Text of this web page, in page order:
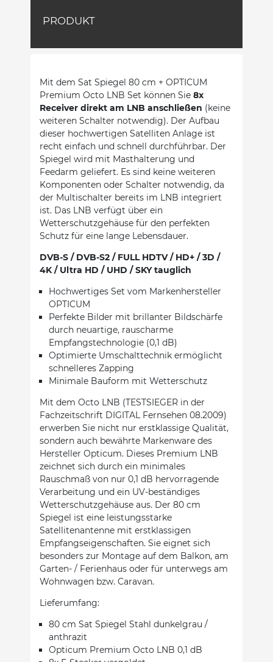
PRODUKT
Mit dem Sat Spiegel 80 cm + OPTICUM
Premium Octo LNB Set können Sie 8x
Receiver direkt am LNB anschließen (keine
weiteren Schalter notwendig). Der Aufbau
dieser hochwertigen Satelliten Anlage ist
recht einfach und schnell durchführbar. Der
Spiegel wird mit Masthalterung und
Feedarm geliefert. Es sind keine weiteren
Komponenten oder Schalter notwendig, da
der Multischalter bereits im LNB integriert
ist. Das LNB verfügt über ein
Wetterschutzgehäuse für den perfekten
Schutz für eine lange Lebensdauer.
DVB-S / DVB-S2 / FULL HDTV / HD+ / 3D /
4K / Ultra HD / UHD / SKY tauglich
Hochwertiges Set vom Markenhersteller
OPTICUM
Perfekte Bilder mit brillanter Bildschärfe
durch neuartige, rauscharme
Empfangstechnologie (0,1 dB)
Optimierte Umschalttechnik ermöglicht
schnelleres Zapping
Minimale Bauform mit Wetterschutz
Mit dem Octo LNB (TESTSIEGER in der
Fachzeitschrift DIGITAL Fernsehen 08.2009)
erwerben Sie nicht nur erstklassige Qualität,
sondern auch bewährte Markenware des
Hersteller Opticum. Dieses Premium LNB
zeichnet sich durch ein minimales
Rauschmaß von nur 0,1 dB hervorragende
Verarbeitung und ein UV-beständiges
Wetterschutzgehäuse aus. Der 80 cm
Spiegel ist eine leistungsstarke
Satellitenantenne mit erstklassigen
Empfangseigenschaften. Sie eignet sich
besonders zur Montage auf dem Balkon, am
Garten- / Ferienhaus oder für unterwegs am
Wohnwagen bzw. Caravan.
Lieferumfang:
80 cm Sat Spiegel Stahl dunkelgrau /
anthrazit
Opticum Premium Octo LNB 0,1 dB